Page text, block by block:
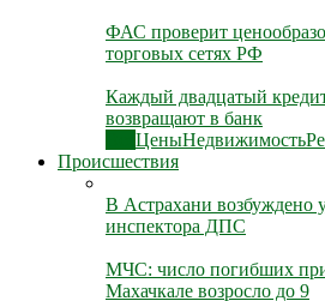
ФАС проверит
торговых сетях РФ
Каждый двадцатый
возвращают в банк
ЦеныНедвижимость
Происшествия
В Астрахани возбуждено
инспектора ДПС
МЧС: число погибших
Махачкале возросло до 9